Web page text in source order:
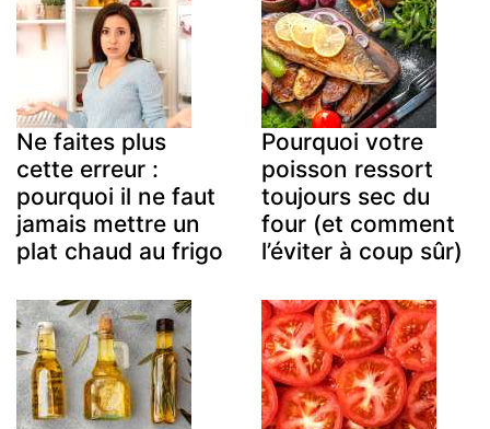
Ne faites plus
cette erreur :
pourquoi il ne faut
jamais mettre un
plat chaud au frigo
Pourquoi votre
poisson ressort
toujours sec du
four (et comment
l’éviter à coup sûr)